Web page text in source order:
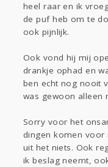
heel raar en ik
de puf heb om te
ook pijnlijk.
Ook vond hij mij
drankje ophad en
ben echt nog nooit
was gewoon alleen
Sorry voor het
dingen komen voor
uit het niets. Ook
ik beslag neemt,